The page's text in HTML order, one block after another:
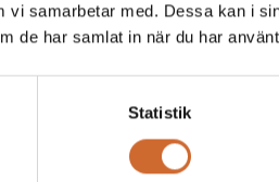
samarbetar med. Dessa kan i
de har samlat in när du har
Statistik